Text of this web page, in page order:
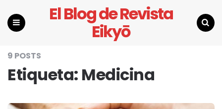
El Blog de Revista
Eikyō
9 POSTS
Etiqueta: Medicina